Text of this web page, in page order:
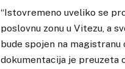
“Istovremeno uveliko se
poslovnu zonu u Vitezu, a
bude spojen na
dokumentacija je preuzeta